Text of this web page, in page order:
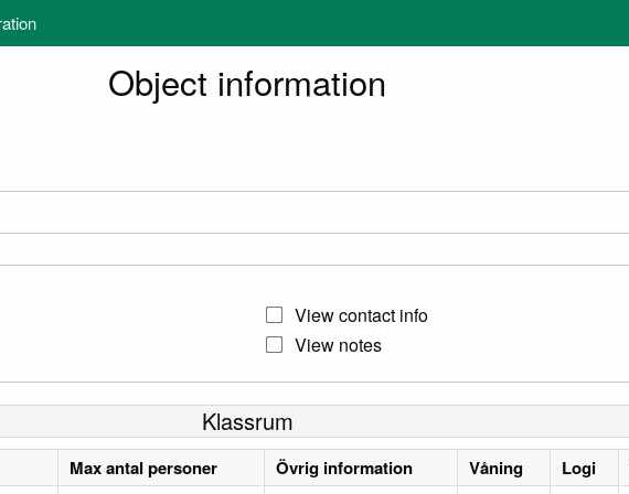
Object information
View contact info
View notes
Klassrum
Max antal personer Övrig information Våning Logi